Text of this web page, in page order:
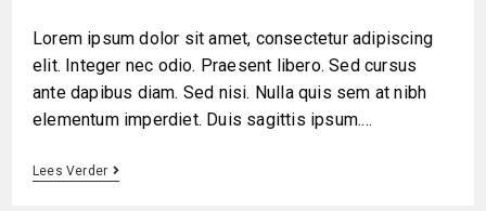
Lorem ipsum dolor sit amet, consectetur adipiscing
elit. Integer nec odio. Praesent libero. Sed cursus
ante dapibus diam. Sed nisi. Nulla quis sem at nibh
elementum imperdiet. Duis sagittis ipsum.…
Lees Verder